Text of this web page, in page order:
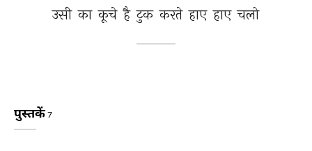
उसी का कूचे है टुक करते हाए हाए चलो
पुस्तकें 7